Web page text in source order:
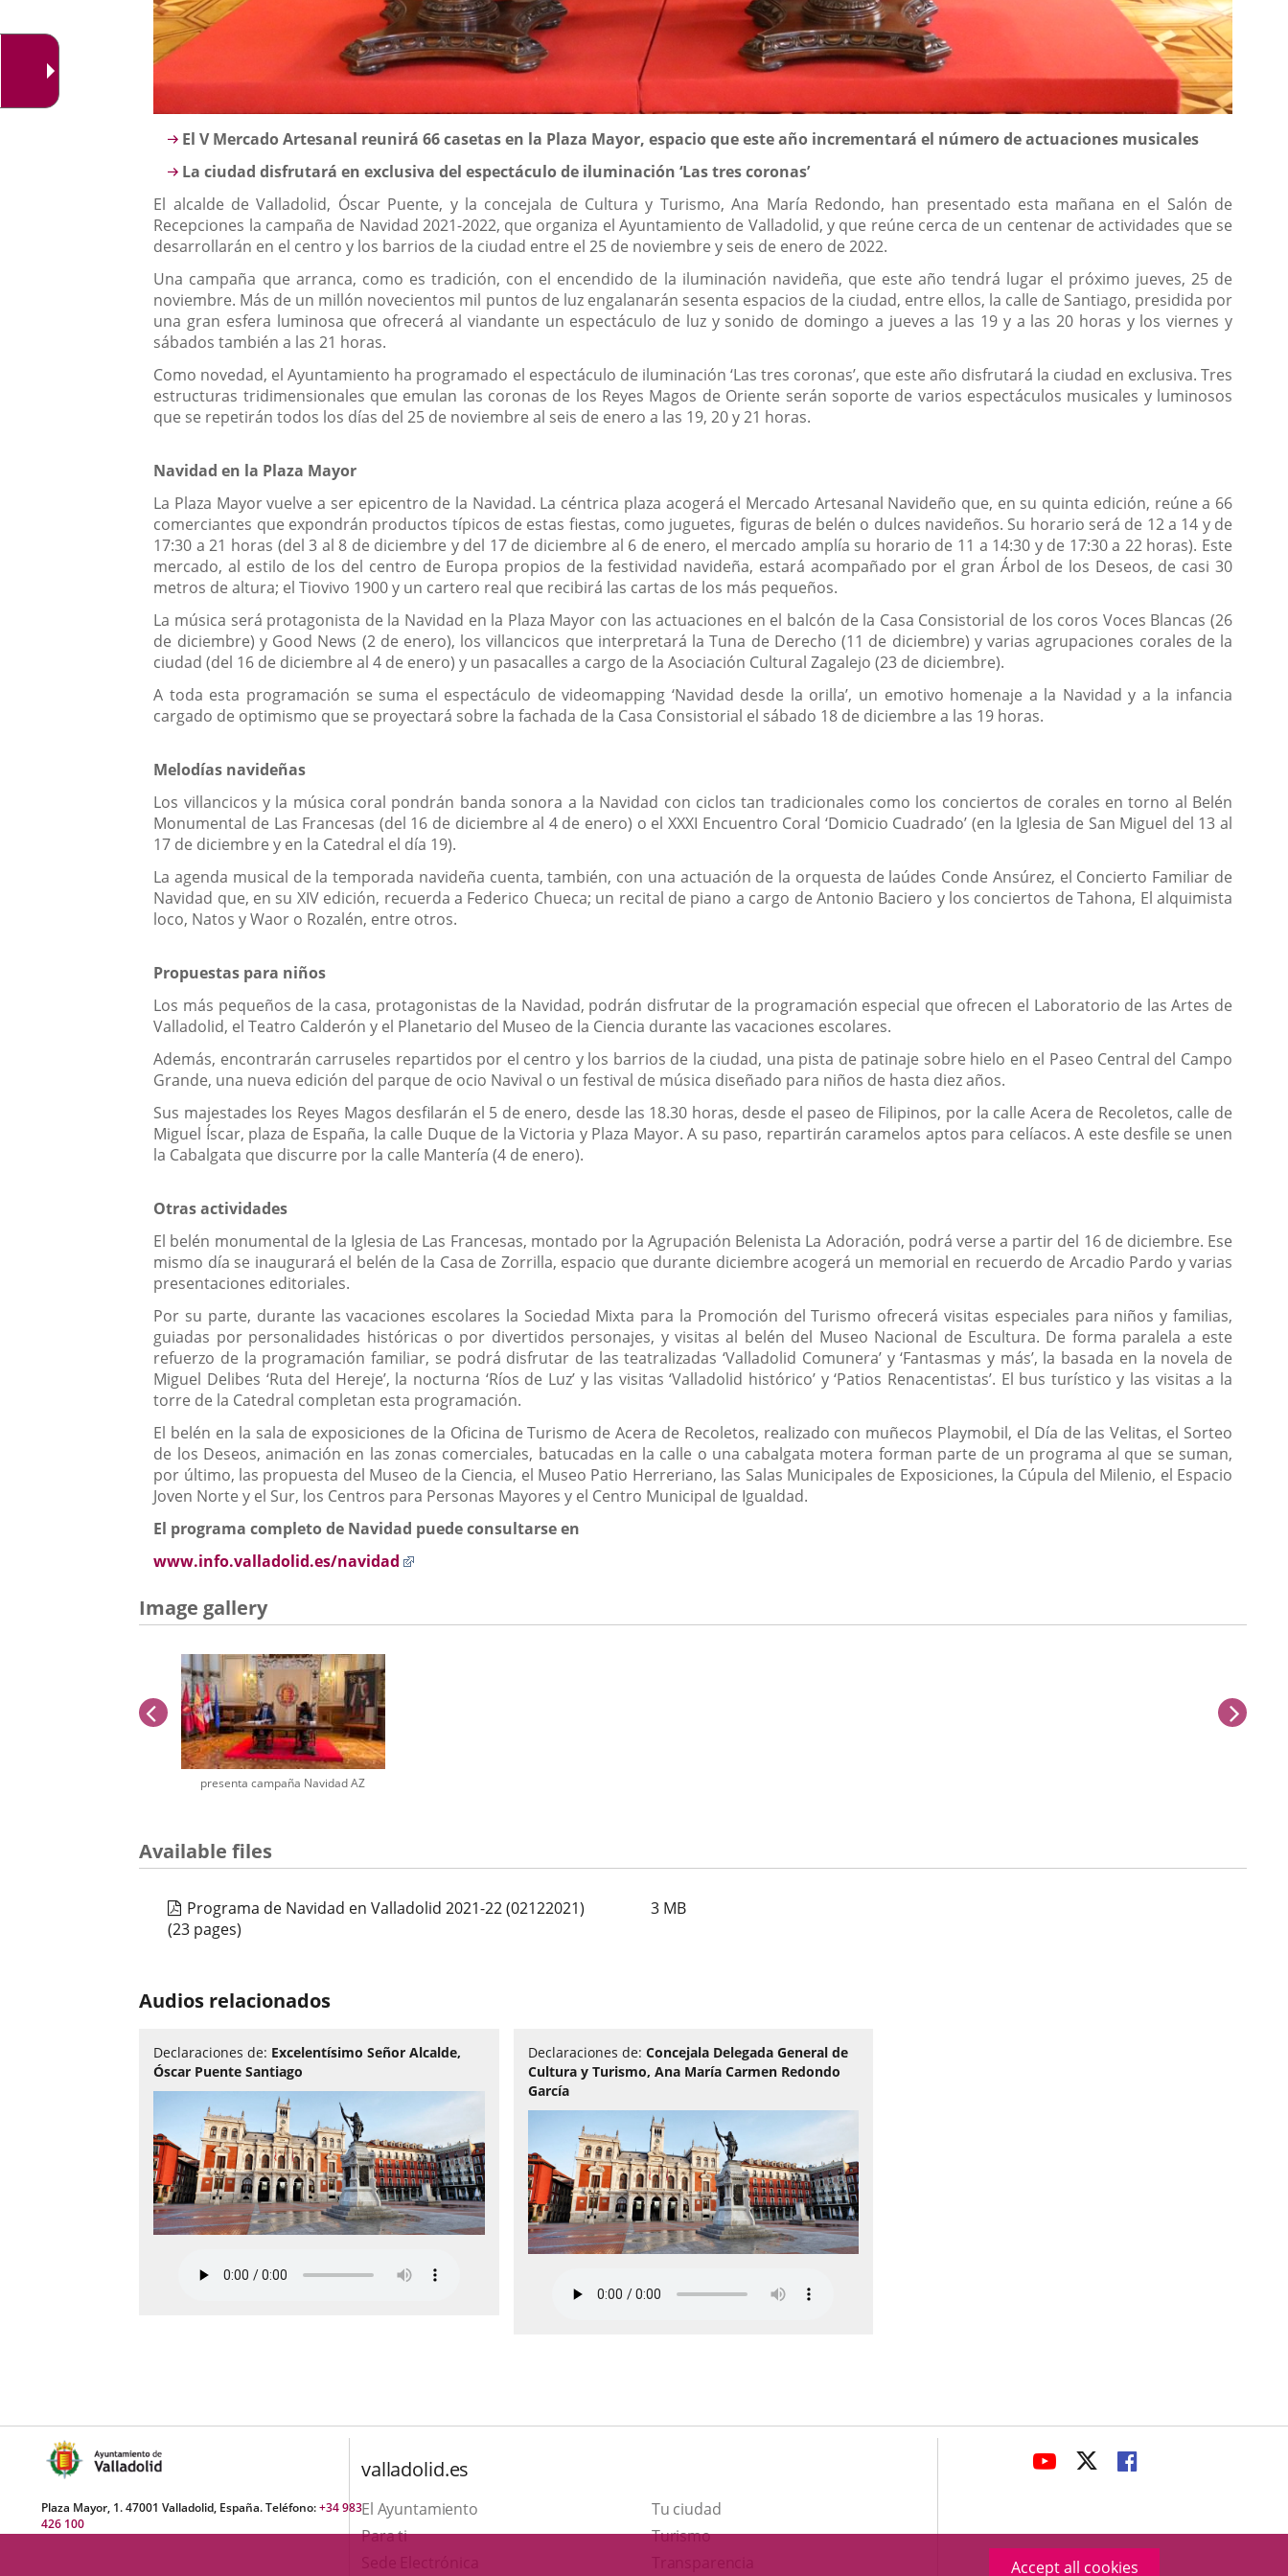
Accept all cookies
Descripción
El V Mercado Artesanal reunirá 66 casetas en la Plaza Mayor, espacio que este año incrementará el número de actuaciones musicales
La ciudad disfrutará en exclusiva del espectáculo de iluminación ‘Las tres coronas’
El alcalde de Valladolid, Óscar Puente, y la concejala de Cultura y Turismo, Ana María Redondo, han presentado esta mañana en el Salón de
Recepciones la campaña de Navidad 2021-2022, que organiza el Ayuntamiento de Valladolid, y que reúne cerca de un centenar de actividades que se
desarrollarán en el centro y los barrios de la ciudad entre el 25 de noviembre y seis de enero de 2022.
Una campaña que arranca, como es tradición, con el encendido de la iluminación navideña, que este año tendrá lugar el próximo jueves, 25 de
noviembre. Más de un millón novecientos mil puntos de luz engalanarán sesenta espacios de la ciudad, entre ellos, la calle de Santiago, presidida por
una gran esfera luminosa que ofrecerá al viandante un espectáculo de luz y sonido de domingo a jueves a las 19 y a las 20 horas y los viernes y
sábados también a las 21 horas.
Como novedad, el Ayuntamiento ha programado el espectáculo de iluminación ‘Las tres coronas’, que este año disfrutará la ciudad en exclusiva. Tres
estructuras tridimensionales que emulan las coronas de los Reyes Magos de Oriente serán soporte de varios espectáculos musicales y luminosos
que se repetirán todos los días del 25 de noviembre al seis de enero a las 19, 20 y 21 horas.
Navidad en la Plaza Mayor
La Plaza Mayor vuelve a ser epicentro de la Navidad. La céntrica plaza acogerá el Mercado Artesanal Navideño que, en su quinta edición, reúne a 66
comerciantes que expondrán productos típicos de estas fiestas, como juguetes, figuras de belén o dulces navideños. Su horario será de 12 a 14 y de
17:30 a 21 horas (del 3 al 8 de diciembre y del 17 de diciembre al 6 de enero, el mercado amplía su horario de 11 a 14:30 y de 17:30 a 22 horas). Este
mercado, al estilo de los del centro de Europa propios de la festividad navideña, estará acompañado por el gran Árbol de los Deseos, de casi 30
metros de altura; el Tiovivo 1900 y un cartero real que recibirá las cartas de los más pequeños.
La música será protagonista de la Navidad en la Plaza Mayor con las actuaciones en el balcón de la Casa Consistorial de los coros Voces Blancas (26
de diciembre) y Good News (2 de enero), los villancicos que interpretará la Tuna de Derecho (11 de diciembre) y varias agrupaciones corales de la
ciudad (del 16 de diciembre al 4 de enero) y un pasacalles a cargo de la Asociación Cultural Zagalejo (23 de diciembre).
A toda esta programación se suma el espectáculo de videomapping ‘Navidad desde la orilla’, un emotivo homenaje a la Navidad y a la infancia
cargado de optimismo que se proyectará sobre la fachada de la Casa Consistorial el sábado 18 de diciembre a las 19 horas.
Melodías navideñas
Los villancicos y la música coral pondrán banda sonora a la Navidad con ciclos tan tradicionales como los conciertos de corales en torno al Belén
Monumental de Las Francesas (del 16 de diciembre al 4 de enero) o el XXXI Encuentro Coral ‘Domicio Cuadrado’ (en la Iglesia de San Miguel del 13 al
17 de diciembre y en la Catedral el día 19).
La agenda musical de la temporada navideña cuenta, también, con una actuación de la orquesta de laúdes Conde Ansúrez, el Concierto Familiar de
Navidad que, en su XIV edición, recuerda a Federico Chueca; un recital de piano a cargo de Antonio Baciero y los conciertos de Tahona, El alquimista
loco, Natos y Waor o Rozalén, entre otros.
Propuestas para niños
Los más pequeños de la casa, protagonistas de la Navidad, podrán disfrutar de la programación especial que ofrecen el Laboratorio de las Artes de
Valladolid, el Teatro Calderón y el Planetario del Museo de la Ciencia durante las vacaciones escolares.
Además, encontrarán carruseles repartidos por el centro y los barrios de la ciudad, una pista de patinaje sobre hielo en el Paseo Central del Campo
Grande, una nueva edición del parque de ocio Navival o un festival de música diseñado para niños de hasta diez años.
Sus majestades los Reyes Magos desfilarán el 5 de enero, desde las 18.30 horas, desde el paseo de Filipinos, por la calle Acera de Recoletos, calle de
Miguel Íscar, plaza de España, la calle Duque de la Victoria y Plaza Mayor. A su paso, repartirán caramelos aptos para celíacos. A este desfile se unen
la Cabalgata que discurre por la calle Mantería (4 de enero).
Otras actividades
El belén monumental de la Iglesia de Las Francesas, montado por la Agrupación Belenista La Adoración, podrá verse a partir del 16 de diciembre. Ese
mismo día se inaugurará el belén de la Casa de Zorrilla, espacio que durante diciembre acogerá un memorial en recuerdo de Arcadio Pardo y varias
presentaciones editoriales.
Por su parte, durante las vacaciones escolares la Sociedad Mixta para la Promoción del Turismo ofrecerá visitas especiales para niños y familias,
guiadas por personalidades históricas o por divertidos personajes, y visitas al belén del Museo Nacional de Escultura. De forma paralela a este
refuerzo de la programación familiar, se podrá disfrutar de las teatralizadas ‘Valladolid Comunera’ y ‘Fantasmas y más’, la basada en la novela de
Miguel Delibes ‘Ruta del Hereje’, la nocturna ‘Ríos de Luz’ y las visitas ‘Valladolid histórico’ y ‘Patios Renacentistas’. El bus turístico y las visitas a la
torre de la Catedral completan esta programación.
El belén en la sala de exposiciones de la Oficina de Turismo de Acera de Recoletos, realizado con muñecos Playmobil, el Día de las Velitas, el Sorteo
de los Deseos, animación en las zonas comerciales, batucadas en la calle o una cabalgata motera forman parte de un programa al que se suman,
por último, las propuesta del Museo de la Ciencia, el Museo Patio Herreriano, las Salas Municipales de Exposiciones, la Cúpula del Milenio, el Espacio
Joven Norte y el Sur, los Centros para Personas Mayores y el Centro Municipal de Igualdad.
El programa completo de Navidad puede consultarse en
www.info.valladolid.es/navidad
aplicación
Image gallery
presenta campaña Navidad AZ
of
previus next
Available files
Programa de Navidad en Valladolid 2021-22 (02122021) 3 MB
(23 pages)
Audios relacionados
Declaraciones de: Excelentísimo Señor Alcalde,
Óscar Puente Santiago
Declaraciones de: Concejala Delegada General de
Cultura y Turismo, Ana María Carmen Redondo
García
Plaza Mayor, 1. 47001 Valladolid, España. Teléfono:+34 983
426 100
valladolid.es
El Ayuntamiento
Tu ciudad
Para ti
TurismoThis
LINK
APPLICATION.
LINK
APPLICATION.
LINK
APPLICATION.